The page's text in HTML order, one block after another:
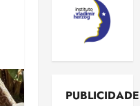
PUBLICIDADE